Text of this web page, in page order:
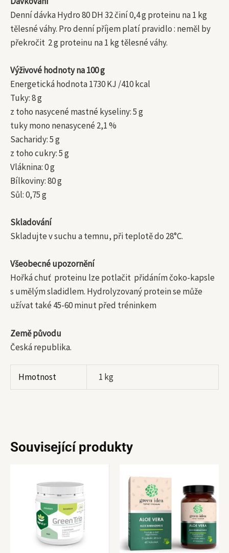
Denní dávka Hydro 80 DH 32 činí 0,4 g proteinu na 1 kg
tělesné váhy. Pro denní příjem platí pravidlo : neměl by
překročit 2 g proteinu na 1 kg tělesné váhy.
Výživové hodnoty na 100 g
Energetická hodnota 1730 KJ /410 kcal
Tuky: 8 g
z toho nasycené mastné kyseliny: 5 g
tuky mono nenasycené 2,1 %
Sacharidy: 5 g
z toho cukry: 5 g
Vláknina: 0 g
Bílkoviny: 80 g
Sůl: 0,75 g
Skladování
Skladujte v suchu a temnu, při teplotě do 28°C.
Všeobecné upozornění
Hořká chuť proteinu lze potlačit přidáním čoko-kapsle
s umělým sladidlem. Hydrolyzovaný protein se může
užívat také 45-60 minut před tréninkem
Země původu
Česká republika.
Hmotnost 1 kg
Související produkty